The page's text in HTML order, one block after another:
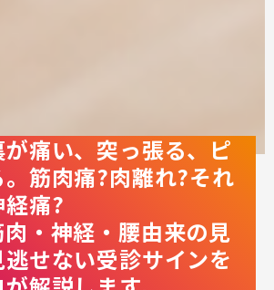
痛い、突っ張る、ピ
。筋肉痛?肉離れ?それ
痛?
・神経・腰由来の見
せない受診サインを